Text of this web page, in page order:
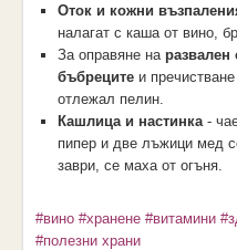
Оток и кожни
налагат с каша от вино,
За оправяне на развален
бъбрецитеи
отлежал пелин.
Кашлица и настинка -
пипер и две лъжици мед
заври, се маха от огъня.
#вино #хранене #витамини
#полезни храни